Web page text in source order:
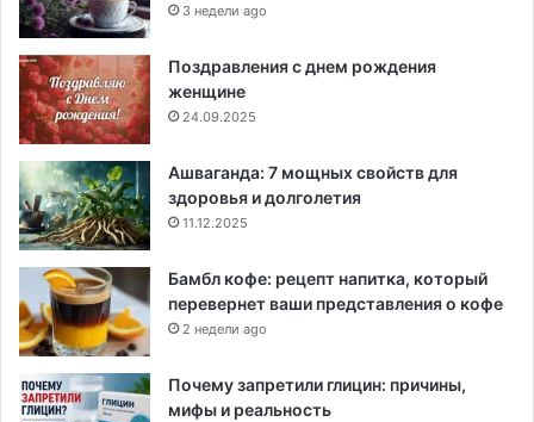
3 недели ago
Поздравления с днем рождения
женщине
24.09.2025
Ашваганда: 7 мощных свойств для
здоровья и долголетия
11.12.2025
Бамбл кофе: рецепт напитка, который
перевернет ваши представления о кофе
2 недели ago
Почему запретили глицин: причины,
мифы и реальность